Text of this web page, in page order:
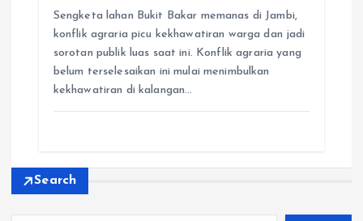
c
e
b
o
o
a
t
s
A
p
y
p
e
l
e
g
r
a
s
s
e
n
n
e
a
r
e
Sengketa lahan Bukit Bakar memanas di Jambi,
konflik agraria picu kekhawatiran warga dan jadi
sorotan publik luas saat ini. Konflik agraria yang
belum terselesaikan ini mulai menimbulkan
kekhawatiran di kalangan…
Search